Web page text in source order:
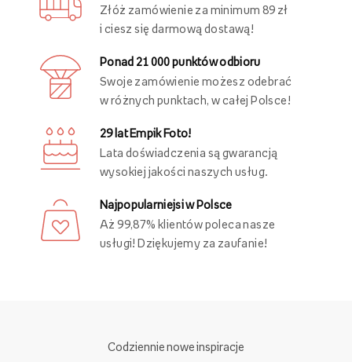
Złóż zamówienie za minimum 89 zł
i ciesz się darmową dostawą!
Ponad 21 000 punktów odbioru
Swoje zamówienie możesz odebrać
w różnych punktach, w całej Polsce!
29 lat Empik Foto!
Lata doświadczenia są gwarancją
wysokiej jakości naszych usług.
Najpopularniejsi w Polsce
Aż 99,87% klientów poleca nasze
usługi! Dziękujemy za zaufanie!
Codziennie nowe inspiracje